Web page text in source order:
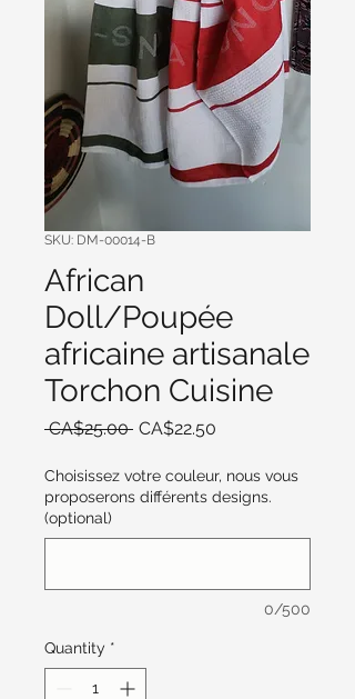
SKU: DM-00014-B
African
Doll/Poupée
africaine artisanale
Torchon Cuisine
CA$25.00 Regular
CA$22.50
Choisissez votre couleur, nous vous
proposerons différents designs.
(optional)
0/500
Quantity *